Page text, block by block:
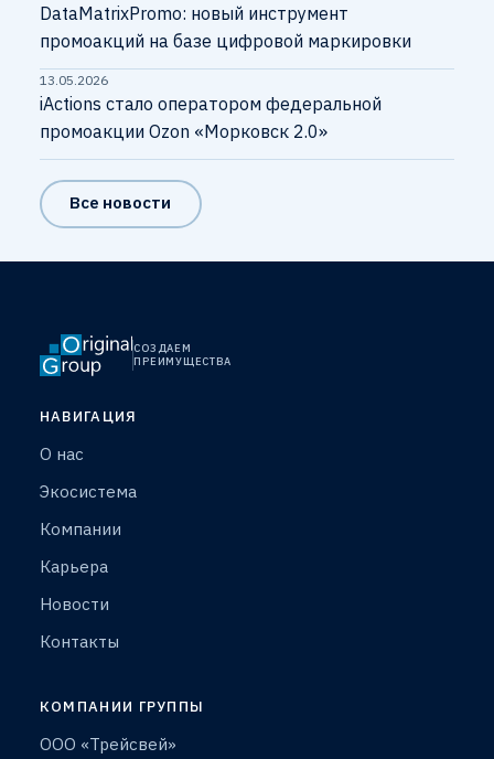
DataMatrixPromo: новый инструмент
промоакций на базе цифровой маркировки
13.05.2026
iActions стало оператором федеральной
промоакции Ozon «Морковск 2.0»
Все новости
СОЗДАЕМ
ПРЕИМУЩЕСТВА
НАВИГАЦИЯ
О нас
Экосистема
Компании
Карьера
Новости
Контакты
КОМПАНИИ ГРУППЫ
ООО «Трейсвей»